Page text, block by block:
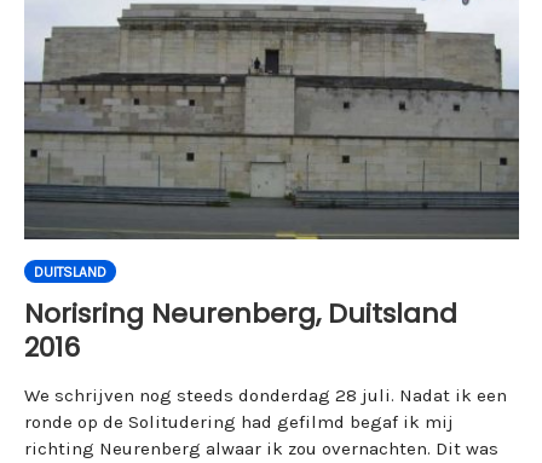
DUITSLAND
Norisring Neurenberg, Duitsland
2016
We schrijven nog steeds donderdag 28 juli. Nadat ik een
ronde op de Solitudering had gefilmd begaf ik mij
richting Neurenberg alwaar ik zou overnachten. Dit was